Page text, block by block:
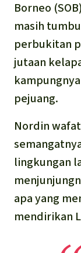
Borneo
masih
perbukitan
jutaan
pejuang.
Nordin
lingkungan
apa yang
mendirikan